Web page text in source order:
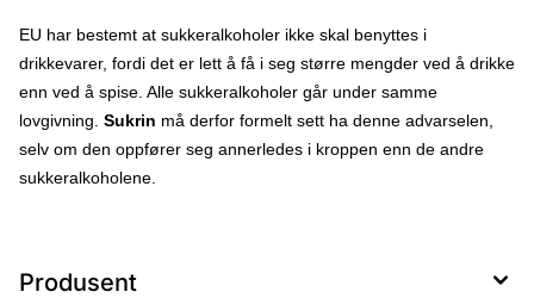
EU har bestemt at sukkeralkoholer ikke skal benyttes i
drikkevarer, fordi det er lett å få i seg større mengder ved å drikke
enn ved å spise. Alle sukkeralkoholer går under samme
lovgivning. Sukrin må derfor formelt sett ha denne advarselen,
selv om den oppfører seg annerledes i kroppen enn de andre
sukkeralkoholene.
Produsent